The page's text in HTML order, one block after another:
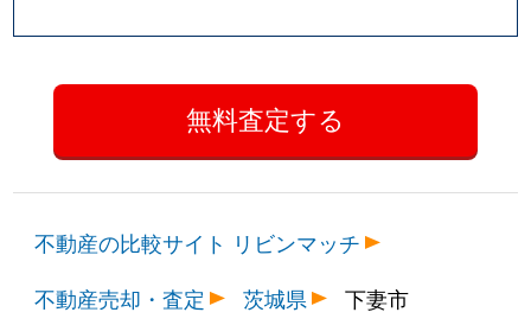
不動産の比較サイト リビンマッチ
不動産売却・査定
茨城県 下妻市